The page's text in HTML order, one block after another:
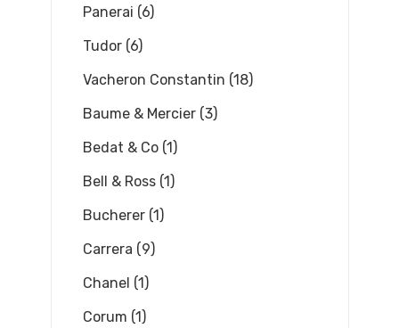
Panerai (6)
Tudor (6)
Vacheron Constantin (18)
Baume & Mercier (3)
Bedat & Co (1)
Bell & Ross (1)
Bucherer (1)
Carrera (9)
Chanel (1)
Corum (1)